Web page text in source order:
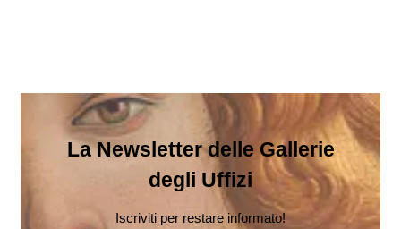
La Newsletter delle Gallerie
degli Uffizi
Iscriviti per restare informato!